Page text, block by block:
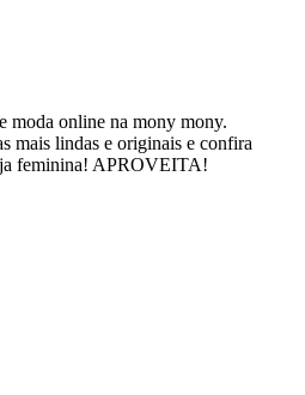
moda online na mony mony.
mais lindas e originais e confira
feminina! APROVEITA!